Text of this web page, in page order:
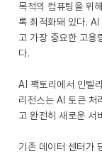
목적의 컴퓨팅을 위
록 최적화돼 있다.
고 가장 중요한 고용
다.
AI 팩토리에서 인텔
리전스는 AI 토큰 처
고 완전히 새로운 서
기존 데이터 센터가